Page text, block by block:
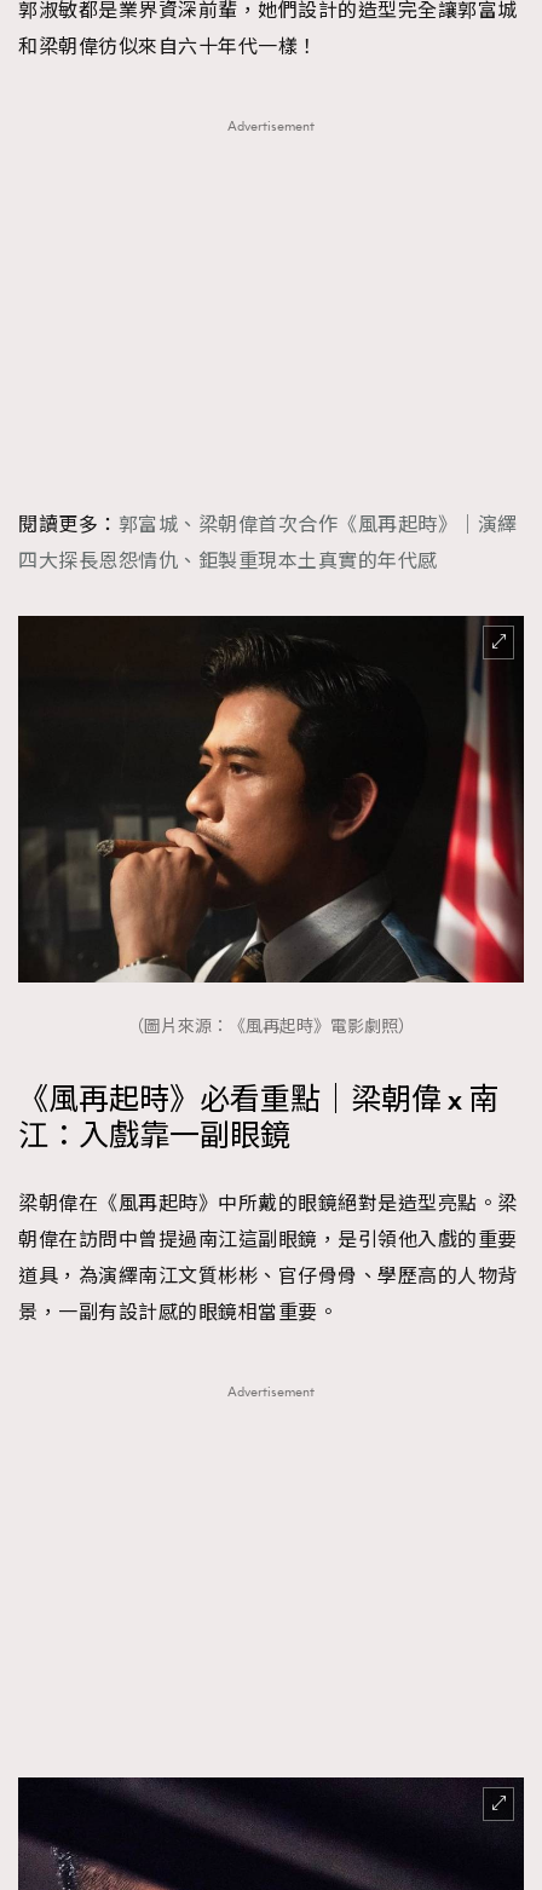
AFrenchMind
DressLikeAParisienne
郭淑敏都是業界資深前輩，她們設計的造型完全讓郭富城
和梁朝偉彷似來自六十年代一樣！
Advertisement
閱讀更多： 郭富城、梁朝偉首次合作《風再起時》｜演繹
四大探長恩怨情仇、鉅製重現本土真實的年代感
（圖片來源：《風再起時》電影劇照）
《風再起時》必看重點｜梁朝偉 x 南
江：入戲靠一副眼鏡
梁朝偉在《風再起時》中所戴的眼鏡絕對是造型亮點。梁
朝偉在訪問中曾提過南江這副眼鏡，是引領他入戲的重要
道具，為演繹南江文質彬彬、官仔骨骨、學歷高的人物背
景，一副有設計感的眼鏡相當重要。
Advertisement